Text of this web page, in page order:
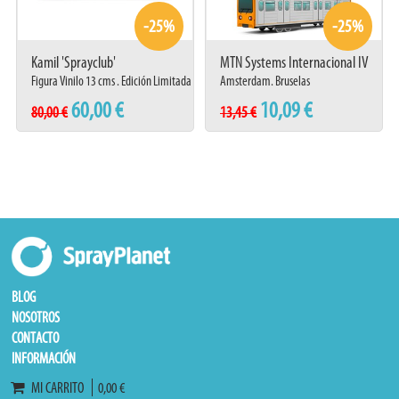
-25%
Kamil 'Sprayclub'
Figura Vinilo 13 cms . Edición Limitada
80,00 € 60,00 €
-25%
MTN Systems Internacional IV
Amsterdam. Bruselas
13,45 € 10,09 €
BLOG
NOSOTROS
CONTACTO
INFORMACIÓN
MI CARRITO
0,00 €